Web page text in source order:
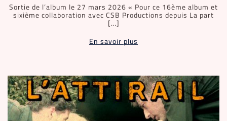
Sortie de l’album le 27 mars 2026 « Pour ce 16ème album et
sixième collaboration avec CSB Productions depuis La part
[…]
En savoir plus